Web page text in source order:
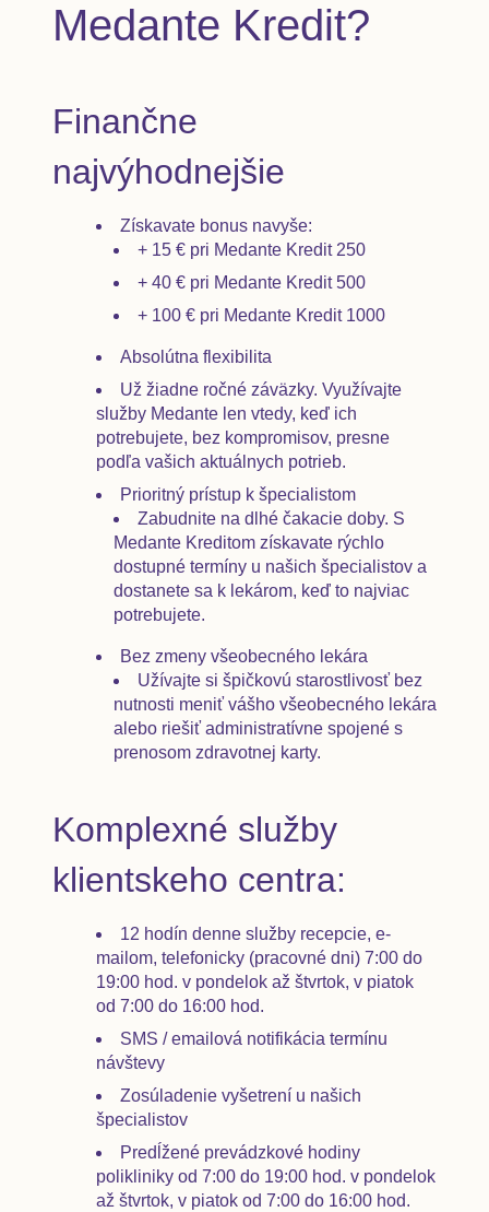
Medante Kredit?
Finančne
najvýhodnejšie
Získavate bonus navyše:
+ 15 € pri Medante Kredit 250
+ 40 € pri Medante Kredit 500
+ 100 € pri Medante Kredit 1000
Absolútna flexibilita
Už žiadne ročné záväzky. Využívajte
služby Medante len vtedy, keď ich
potrebujete, bez kompromisov, presne
podľa vašich aktuálnych potrieb.
Prioritný prístup k špecialistom
Zabudnite na dlhé čakacie doby. S
Medante Kreditom získavate rýchlo
dostupné termíny u našich špecialistov a
dostanete sa k lekárom, keď to najviac
potrebujete.
Bez zmeny všeobecného lekára
Užívajte si špičkovú starostlivosť bez
nutnosti meniť vášho všeobecného lekára
alebo riešiť administratívne spojené s
prenosom zdravotnej karty.
Komplexné služby
klientskeho centra:
12 hodín denne služby recepcie, e-
mailom, telefonicky (pracovné dni) 7:00 do
19:00 hod. v pondelok až štvrtok, v piatok
od 7:00 do 16:00 hod.
SMS / emailová notifikácia termínu
návštevy
Zosúladenie vyšetrení u našich
špecialistov
Predĺžené prevádzkové hodiny
polikliniky od 7:00 do 19:00 hod. v pondelok
až štvrtok, v piatok od 7:00 do 16:00 hod.